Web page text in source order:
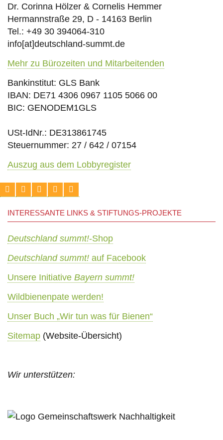
Dr. Corinna Hölzer & Cornelis Hemmer
Hermannstraße 29, D - 14163 Berlin
Tel.: +49 30 394064-310
info[at]deutschland-summt.de
Mehr zu Bürozeiten und Mitarbeitenden
Bankinstitut: GLS Bank
IBAN: DE71 4306 0967 1105 5066 00
BIC: GENODEM1GLS
USt-IdNr.: DE313861745
Steuernummer: 27 / 642 / 07154
Auszug aus dem Lobbyregister
INTERESSANTE LINKS & STIFTUNGS-PROJEKTE
Deutschland summt!-Shop
Deutschland summt! auf Facebook
Unsere Initiative Bayern summt!
Wildbienenpate werden!
Unser Buch „Wir tun was für Bienen“
Sitemap (Website-Übersicht)
Wir unterstützen: